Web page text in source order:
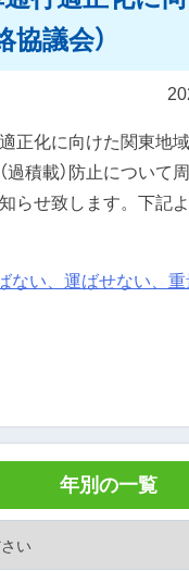
議会）
正化に向けた関東地
過積載）防止について
らせ致します。下記
ない、運ばせない、重
年別の一覧